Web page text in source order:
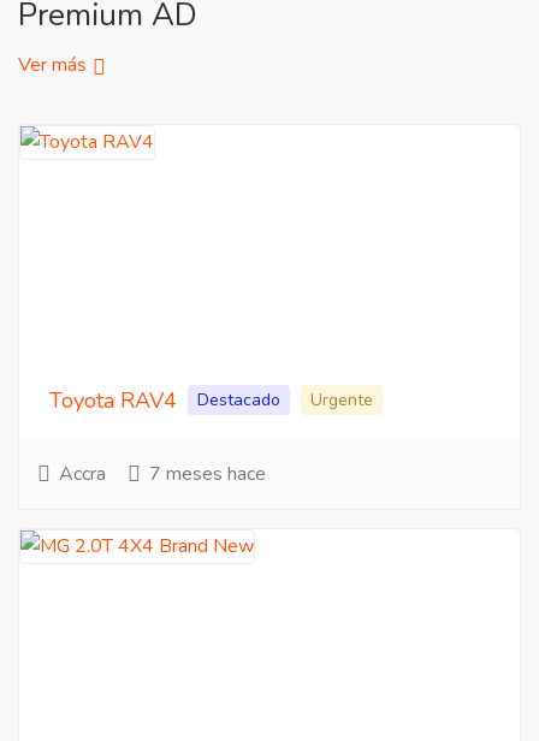
Premium AD
Ver más
Toyota RAV4 Destacado Urgente
Accra 7 meses hace